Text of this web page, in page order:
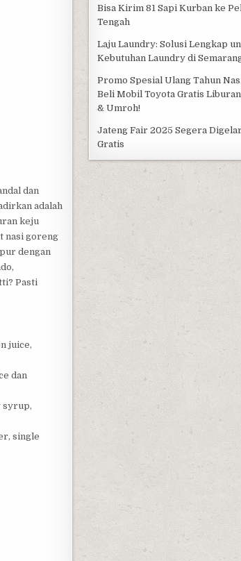
dan
adalah
keju
nasi goreng
dengan
Pasti
juice,
dan
syrup,
single
Bisa Kirim 81 Sapi Kurban ke
Tengah
Laju Laundry: Solusi Lengkap
Kebutuhan Laundry di
Promo Spesial Ulang Tahun
Beli Mobil Toyota Gratis
& Umroh!
Jateng Fair 2025 Segera
Gratis